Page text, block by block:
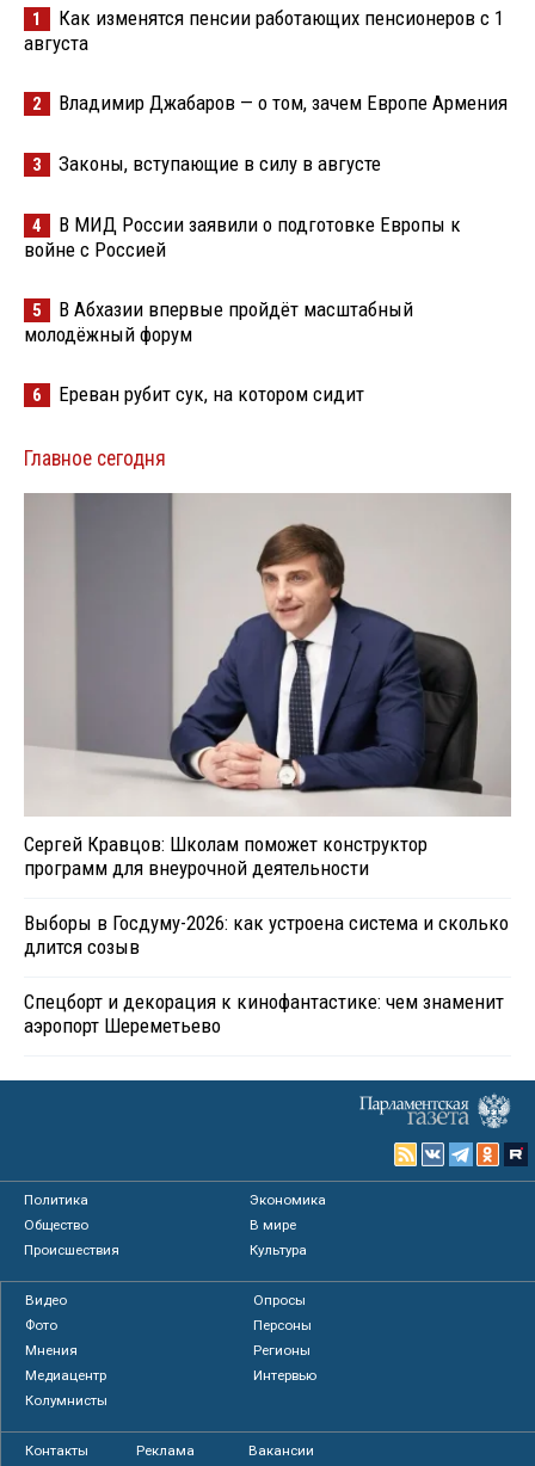
1
Как изменятся пенсии работающих пенсионеров с 1
августа
2 Владимир Джабаров — о том, зачем Европе Армения
3 Законы, вступающие в силу в августе
4
В МИД России заявили о подготовке Европы к
войне с Россией
5
В Абхазии впервые пройдёт масштабный
молодёжный форум
6 Ереван рубит сук, на котором сидит
Главное сегодня
Сергей Кравцов: Школам поможет конструктор
программ для внеурочной деятельности
Выборы в Госдуму-2026: как устроена система и сколько
длится созыв
Спецборт и декорация к кинофантастике: чем знаменит
аэропорт Шереметьево
Политика
Экономика
Общество
В мире
Происшествия
Культура
Видео
Опросы
Фото
Персоны
Мнения
Регионы
Медиацентр
Интервью
Колумнисты
Контакты Реклама Вакансии